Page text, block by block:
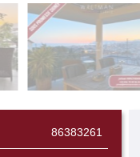
86383261